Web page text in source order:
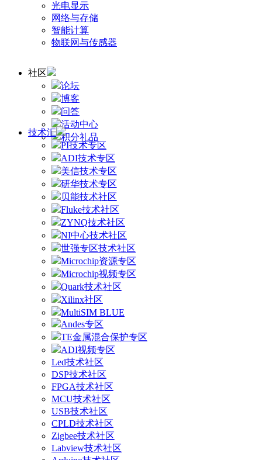
光电显示
网络与存储
智能计算
物联网与传感器
社区
论坛
博客
问答
活动中心
积分礼品
技术汇
PI技术专区
ADI技术专区
美信技术专区
研华技术专区
贝能技术社区
Fluke技术社区
ZYNQ技术社区
NI中心技术社区
世强专区技术社区
Microchip资源专区
Microchip视频专区
Quark技术社区
Xilinx社区
MultiSIM BLUE
Andes专区
TE金属混合保护专区
ADI视频专区
Led技术社区
DSP技术社区
FPGA技术社区
MCU技术社区
USB技术社区
CPLD技术社区
Zigbee技术社区
Labview技术社区